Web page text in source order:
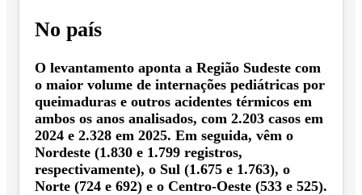
No país
O levantamento aponta a Região Sudeste com
o maior volume de internações pediátricas por
queimaduras e outros acidentes térmicos em
ambos os anos analisados, com 2.203 casos em
2024 e 2.328 em 2025. Em seguida, vêm o
Nordeste (1.830 e 1.799 registros,
respectivamente), o Sul (1.675 e 1.763), o
Norte (724 e 692) e o Centro-Oeste (533 e 525).